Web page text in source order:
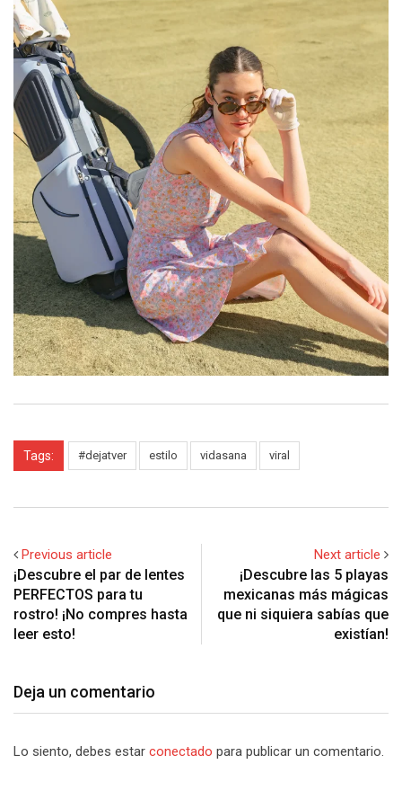
Tags: #dejatver estilo vidasana viral
Previous article
¡Descubre el par de lentes
PERFECTOS para tu
rostro! ¡No compres hasta
leer esto!
Next article
¡Descubre las 5 playas
mexicanas más mágicas
que ni siquiera sabías que
existían!
Deja un comentario
Lo siento, debes estar conectado para publicar un comentario.